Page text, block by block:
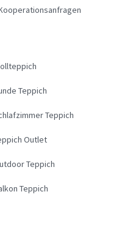
Teppich
Teppich
Outlet
Teppich
Teppich